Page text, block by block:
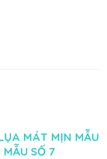
MÁT MỊN MẪU
SỐ 7